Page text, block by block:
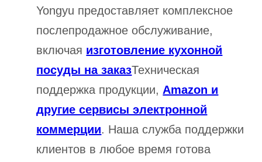
Yongyu предоставляет комплексное
послепродажное обслуживание,
включая изготовление кухонной
посуды на заказТехническая
поддержка продукции, Amazon и
другие сервисы электронной
коммерции. Наша служба поддержки
клиентов в любое время готова